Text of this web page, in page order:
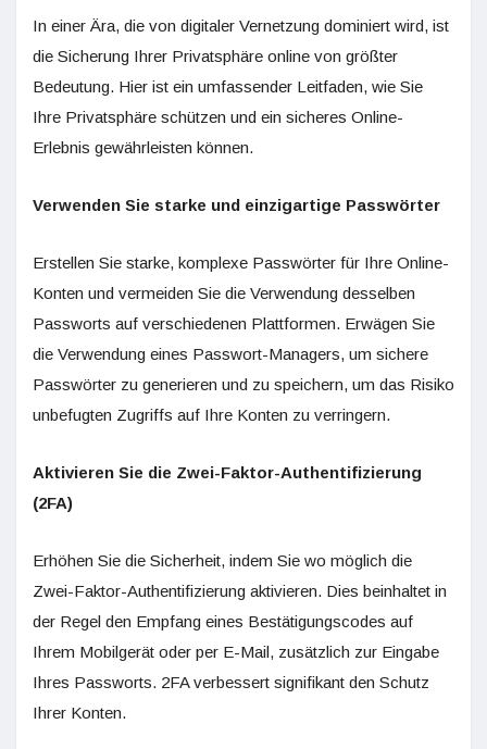
In einer Ära, die von digitaler Vernetzung dominiert wird, ist
die Sicherung Ihrer Privatsphäre online von größter
Bedeutung. Hier ist ein umfassender Leitfaden, wie Sie
Ihre Privatsphäre schützen und ein sicheres Online-
Erlebnis gewährleisten können.
Verwenden Sie starke und einzigartige Passwörter
Erstellen Sie starke, komplexe Passwörter für Ihre Online-
Konten und vermeiden Sie die Verwendung desselben
Passworts auf verschiedenen Plattformen. Erwägen Sie
die Verwendung eines Passwort-Managers, um sichere
Passwörter zu generieren und zu speichern, um das Risiko
unbefugten Zugriffs auf Ihre Konten zu verringern.
Aktivieren Sie die Zwei-Faktor-Authentifizierung
(2FA)
Erhöhen Sie die Sicherheit, indem Sie wo möglich die
Zwei-Faktor-Authentifizierung aktivieren. Dies beinhaltet in
der Regel den Empfang eines Bestätigungscodes auf
Ihrem Mobilgerät oder per E-Mail, zusätzlich zur Eingabe
Ihres Passworts. 2FA verbessert signifikant den Schutz
Ihrer Konten.